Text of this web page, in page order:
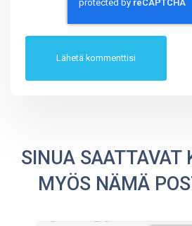
SINUA SAATTAVAT
MYÖS NÄMÄ